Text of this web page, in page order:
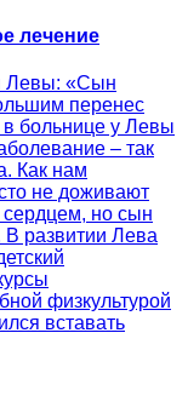
лечение
Левы: «Сын
перенес
больнице у Левы
– так
Как нам
не доживают
сердцем, но сын
развитии Лева
физкультурой
вставать